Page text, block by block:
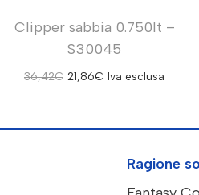
Clipper sabbia 0.750lt –
S30045
36,42€ 21,86€ Iva esclusa
Ragione